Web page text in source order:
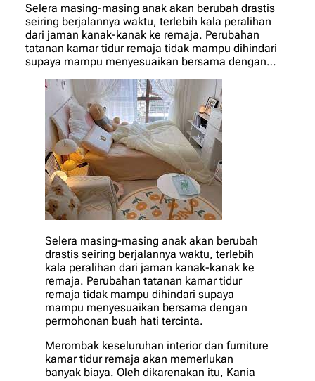
Selera masing-masing anak akan berubah drastis
seiring berjalannya waktu, terlebih kala peralihan
dari jaman kanak-kanak ke remaja. Perubahan
tatanan kamar tidur remaja tidak mampu dihindari
supaya mampu menyesuaikan bersama dengan…
Selera masing-masing anak akan berubah
drastis seiring berjalannya waktu, terlebih
kala peralihan dari jaman kanak-kanak ke
remaja. Perubahan tatanan kamar tidur
remaja tidak mampu dihindari supaya
mampu menyesuaikan bersama dengan
permohonan buah hati tercinta.
Merombak keseluruhan interior dan furniture
kamar tidur remaja akan memerlukan
banyak biaya. Oleh dikarenakan itu, Kania